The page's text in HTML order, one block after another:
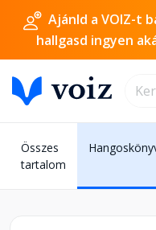
Ajánld a VOIZ-t
hallgasd ingyen
Összes
tartalom